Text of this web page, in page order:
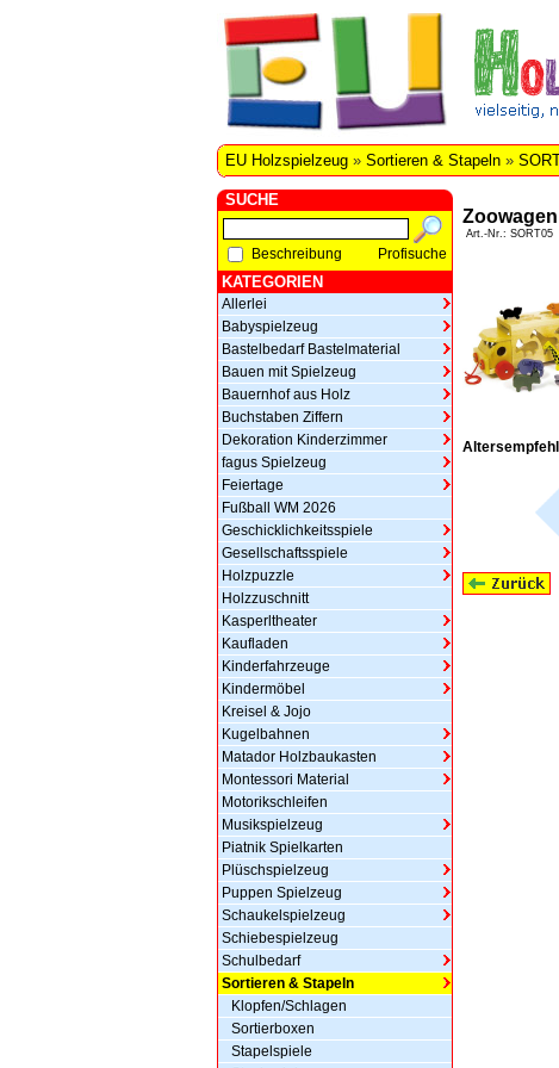
EU Holzspielzeug » Sortieren & Stapeln»
SUCHE
Beschreibung Profisuche
KATEGORIEN
Allerlei
Babyspielzeug
Bastelbedarf Bastelmaterial
Bauen mit Spielzeug
Bauernhof aus Holz
Buchstaben Ziffern
Dekoration Kinderzimmer
fagus Spielzeug
Feiertage
Fußball WM 2026
Geschicklichkeitsspiele
Gesellschaftsspiele
Holzpuzzle
Holzzuschnitt
Kasperltheater
Kaufladen
Kinderfahrzeuge
Kindermöbel
Kreisel & Jojo
Kugelbahnen
Matador Holzbaukasten
Montessori Material
Motorikschleifen
Musikspielzeug
Piatnik Spielkarten
Plüschspielzeug
Puppen Spielzeug
Schaukelspielzeug
Schiebespielzeug
Schulbedarf
Sortieren & Stapeln
Klopfen/Schlagen
Sortierboxen
Stapelspiele
Art.-Nr.: SORT05